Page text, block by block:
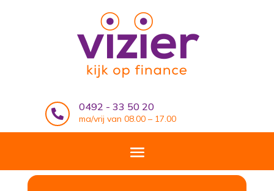

0492 - 33 50 20
ma/vrij van 08.00 – 17.00